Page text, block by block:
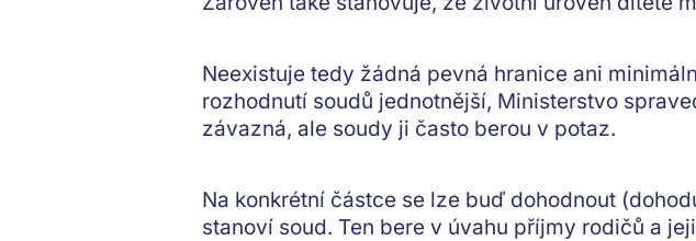
Neexistuje tedy žádná pevná hraniceani
rozhodnutí soudů jednotnější, Ministerstvo
závazná, ale soudy ji často berou v potaz.
Na konkrétní částce se lze buď dohodnout
stanoví soud. Ten bere v úvahu příjmy rodičů a